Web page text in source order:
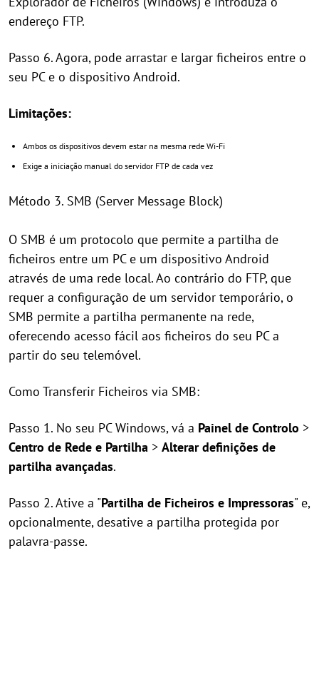
endereço FTP.
Passo 6. Agora, pode arrastar e largar ficheiros entre o
seu PC e o dispositivo Android.
Limitações:
Ambos os dispositivos devem estar na mesma rede Wi-Fi
Exige a iniciação manual do servidor FTP de cada vez
Método 3. SMB (Server Message Block)
O SMB é um protocolo que permite a partilha de
ficheiros entre um PC e um dispositivo Android
através de uma rede local. Ao contrário do FTP, que
requer a configuração de um servidor temporário, o
SMB permite a partilha permanente na rede,
oferecendo acesso fácil aos ficheiros do seu PC a
partir do seu telemóvel.
Como Transferir Ficheiros via SMB:
Passo 1. No seu PC Windows, vá a Painel de Controlo >
Centro de Rede e Partilha > Alterar definições de
partilha avançadas.
Passo 2. Ative a "Partilha de Ficheiros e Impressoras" e,
opcionalmente, desative a partilha protegida por
palavra-passe.